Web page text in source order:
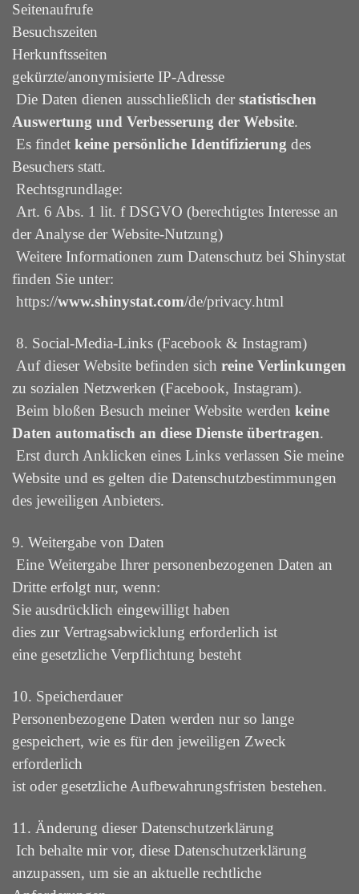
Seitenaufrufe
Besuchszeiten
Herkunftsseiten
gekürzte/anonymisierte IP-Adresse
Die Daten dienen ausschließlich der statistischen
Auswertung und Verbesserung der Website.
Es findet keine persönliche Identifizierung des
Besuchers statt.
Rechtsgrundlage:
Art. 6 Abs. 1 lit. f DSGVO (berechtigtes Interesse an
der Analyse der Website-Nutzung)
Weitere Informationen zum Datenschutz bei Shinystat
finden Sie unter:
https://www.shinystat.com/de/privacy.html
8. Social-Media-Links (Facebook & Instagram)
Auf dieser Website befinden sich reine Verlinkungen
zu sozialen Netzwerken (Facebook, Instagram).
Beim bloßen Besuch meiner Website werden keine
Daten automatisch an diese Dienste übertragen.
Erst durch Anklicken eines Links verlassen Sie meine
Website und es gelten die Datenschutzbestimmungen
des jeweiligen Anbieters.
9. Weitergabe von Daten
Eine Weitergabe Ihrer personenbezogenen Daten an
Dritte erfolgt nur, wenn:
Sie ausdrücklich eingewilligt haben
dies zur Vertragsabwicklung erforderlich ist
eine gesetzliche Verpflichtung besteht
10. Speicherdauer
Personenbezogene Daten werden nur so lange
gespeichert, wie es für den jeweiligen Zweck
erforderlich
ist oder gesetzliche Aufbewahrungsfristen bestehen.
11. Änderung dieser Datenschutzerklärung
Ich behalte mir vor, diese Datenschutzerklärung
anzupassen, um sie an aktuelle rechtliche